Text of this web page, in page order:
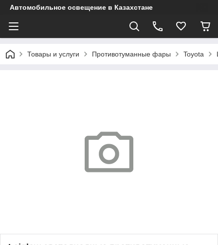
Автомобильное освещение в Казахстане
Товары и услуги Противотуманные фары Toyota